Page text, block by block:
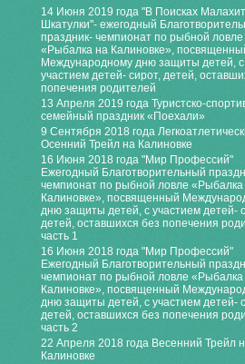
14 Июня 2019 года "В Поисках
Шкатулки"- ежегодный
праздник- чемпионат по рыбной ловле
«Рыбалка на Калиновке»,
Международному дню защиты детей, с
участием детей- сирот, детей,
попечения родителей
13 Апреля 2019 года Туристско-
семейный праздник «Поехали»
9 Сентября 2018 года
Осенний Трейл на Калиновке
16 Июня 2018 года "Мир Профессий"
Ежегодный Благотворительный
чемпионат по рыбной ловле «Рыбалка
Калиновке», посвященный
дню защиты детей, с участием детей-
детей, оставшихся без попечения
часть 1
16 Июня 2018 года "Мир Профессий"
Ежегодный Благотворительный
чемпионат по рыбной ловле «Рыбалка
Калиновке», посвященный
дню защиты детей, с участием детей-
детей, оставшихся без попечения
часть 2
22 Апреля 2018 года Весенний Трейл
Калиновке